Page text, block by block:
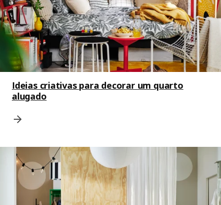
Ideias criativas para decorar um quarto
alugado